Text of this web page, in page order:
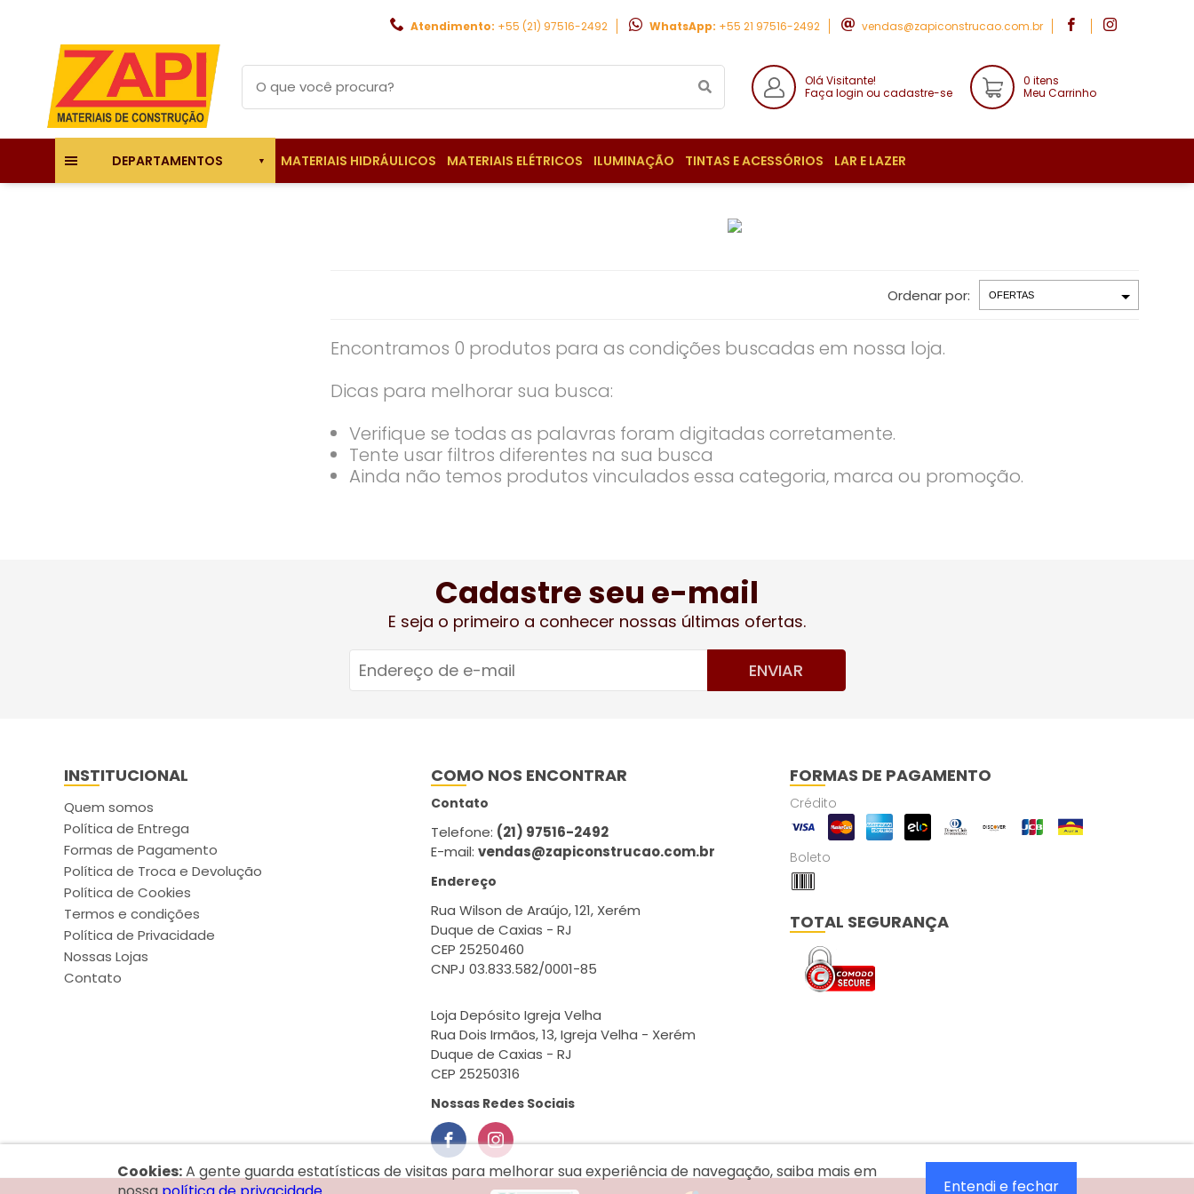
Atendimento: +55 (21) 97516-2492 WhatsApp: +55 21 97516-2492 vendas@zapiconstrucao.com.br
Olá Visitante!
Faça login ou cadastre-se
0 itens
Meu Carrinho
DEPARTAMENTOS MATERIAIS HIDRÁULICOS MATERIAIS ELÉTRICOS ILUMINAÇÃO TINTAS E ACESSÓRIOS LAR E LAZER
Ordenar por:
Encontramos 0 produtos para as condições buscadas em nossa loja.
Dicas para melhorar sua busca:
Verifique se todas as palavras foram digitadas corretamente.
Tente usar filtros diferentes na sua busca
Ainda não temos produtos vinculados essa categoria, marca ou promoção.
Cadastre seu e-mail
E seja o primeiro a conhecer nossas últimas ofertas.
ENVIAR
INSTITUCIONAL
Quem somos
Política de Entrega
Formas de Pagamento
Política de Troca e Devolução
Política de Cookies
Termos e condições
Política de Privacidade
Nossas Lojas
Contato
COMO NOS ENCONTRAR
Contato
Telefone: (21) 97516-2492
E-mail:vendas@zapiconstrucao.com.br
Endereço
Rua Wilson de Araújo, 121, Xerém
Duque de Caxias - RJ
CEP 25250460
CNPJ 03.833.582/0001-85
Loja Depósito Igreja Velha
Rua Dois Irmãos, 13, Igreja Velha - Xerém
Duque de Caxias - RJ
CEP 25250316
Nossas Redes Sociais
FORMAS DE PAGAMENTO
Crédito
Boleto
TOTAL SEGURANÇA
Cookies:A gente guarda estatísticas de visitas para melhorar sua experiência de navegação, saiba mais em
Entendi e fechar